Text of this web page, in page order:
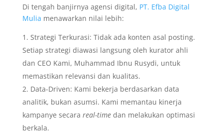
Di tengah banjirnya agensi digital, PT. Efba Digital
Mulia menawarkan nilai lebih:
Strategi Terkurasi: Tidak ada konten asal posting.
Setiap strategi diawasi langsung oleh kurator ahli
dan CEO Kami, Muhammad Ibnu Rusydi, untuk
memastikan relevansi dan kualitas.
Data-Driven: Kami bekerja berdasarkan data
analitik, bukan asumsi. Kami memantau kinerja
kampanye secara real-timedan melakukan optimasi
berkala.